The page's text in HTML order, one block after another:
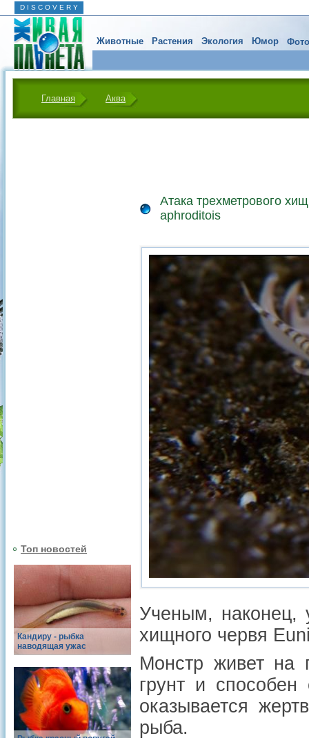
D I S C O V E R Y
Животные Растения Экология Юмор
Главная Аква
Топ новостей
Кандиру - рыбка
наводящая ужас
Атака трехметрового
aphroditois
Ученым, наконец,
хищного червя
Монстр живет на
грунт и способен
оказывается
рыба.